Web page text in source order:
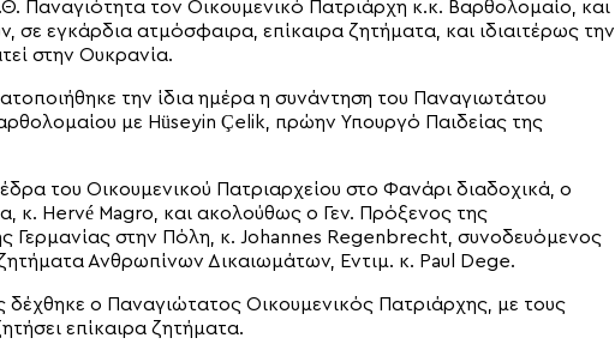
Παναγιότητα τον Οικουμενικό Πατριάρχη κ.κ. Βαρθολομαίο, και
σε εγκάρδια ατμόσφαιρα, επίκαιρα ζητήματα, και ιδιαιτέρως την
στην Ουκρανία.
την ίδια ημέρα η συνάντηση του Παναγιωτάτου
με Hüseyin Çelik, πρώην Υπουργό Παιδείας της
του Οικουμενικού Πατριαρχείου στο Φανάρι διαδοχικά, ο
κ. Hervé Magro, και ακολούθως ο Γεν. Πρόξενος της
Γερμανίας στην Πόλη, κ. Johannes Regenbrecht, συνοδευόμενος
Ανθρωπίνων Δικαιωμάτων, Εντιμ. κ. Paul Dege.
ο Παναγιώτατος Οικουμενικός Πατριάρχης, με τους
επίκαιρα ζητήματα.